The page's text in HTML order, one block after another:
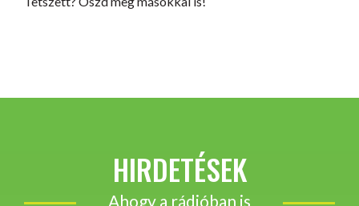
HIRDETÉSEK
Ahogy a rádióban is